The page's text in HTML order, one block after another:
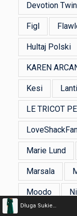
Długa Sukienka o Koszulowym Kroju z Asymetrycznym Dołem – Zielona
Devotion
Figl
Hultaj Polski
KAREN
Kesi Lanti
LE TRICOT
Marie Lund
Marsala
Moodo